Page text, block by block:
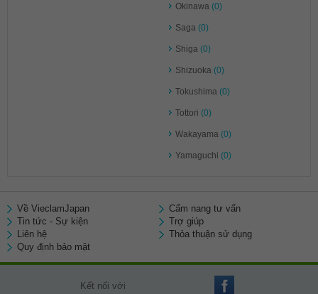
Okinawa (0)
Saga (0)
Shiga (0)
Shizuoka (0)
Tokushima (0)
Tottori (0)
Wakayama (0)
Yamaguchi (0)
Về VieclamJapan
Cẩm nang tư vấn
Tin tức - Sự kiện
Trợ giúp
Liên hệ
Thỏa thuận sử dụng
Quy định bảo mật
Kết nối với